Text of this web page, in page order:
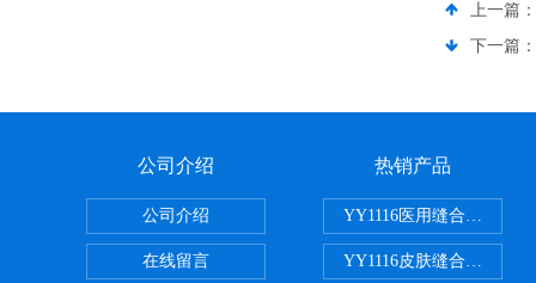
上一篇：
下一篇：
公司介绍
公司介绍
在线留言
热销产品
YY1116医用缝合线线径试
YY1116皮肤缝合线线径测